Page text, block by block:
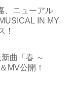
、ニューアル
IN MY
！
曲「春 ～
MV公開！